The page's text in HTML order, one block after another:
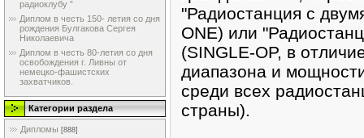
радиоклубу ”
Диплом в честь 150- летия со дня
рождения Булгакова Сергея
Николаевича
Диплом в честь 80-летия со дня
освобождения г. Ливны от
немецко-фашистских
захватчиков.
Категории раздела
Дипломы [888]
"Радиостанция с
ONE) или
(SINGLE-OP, в
диапазона и
среди всех
страны).